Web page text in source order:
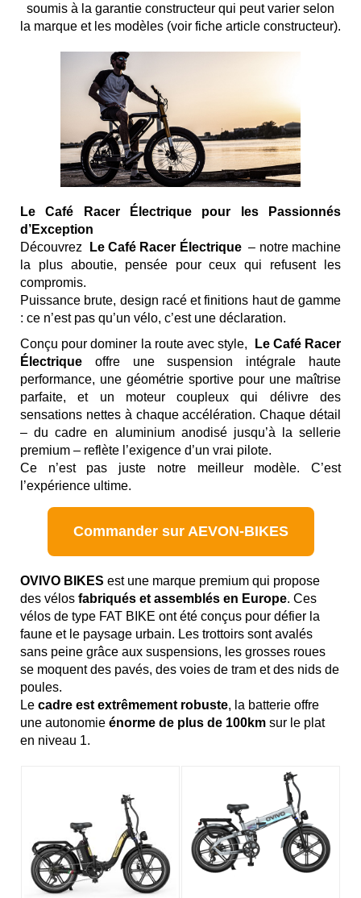
soumis à la garantie constructeur qui peut varier selon
la marque et les modèles (voir fiche article constructeur).
Le Café Racer Électrique pour les Passionnés
d’Exception
Découvrez
Le Café Racer Électrique– notre machine
la plus aboutie, pensée pour ceux qui refusent les
compromis.
Puissance brute, design racé et finitions haut de gamme
: ce n’est pas qu’un vélo, c’est une déclaration.
Conçu pour dominer la route avec style,
Le Café Racer
Électrique offre une suspension intégrale haute
performance, une géométrie sportive pour une maîtrise
parfaite, et un moteur coupleux qui délivre des
sensations nettes à chaque accélération. Chaque détail
– du cadre en aluminium anodisé jusqu’à la sellerie
premium – reflète l’exigence d’un vrai pilote.
Ce n’est pas juste notre meilleur modèle. C’est
l’expérience ultime.
Commander sur AEVON-BIKES
OVIVO BIKES est une marque premium qui propose
des vélos fabriqués et assemblés en Europe. Ces
vélos de type FAT BIKE ont été conçus pour défier la
faune et le paysage urbain. Les trottoirs sont avalés
sans peine grâce aux suspensions, les grosses roues
se moquent des pavés, des voies de tram et des nids de
poules.
Le cadre est extrêmement robuste, la batterie offre
une autonomie énorme de plus de 100km sur le plat
en niveau 1.